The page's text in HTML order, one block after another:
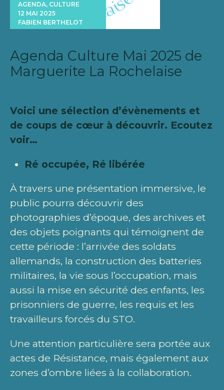
AGENDA, CULTURE
12 MAI 2025
FABIEN BERTHELOT
Agenda Culture Mai 2025 de
Marguerite La Rochelaise
Voici une sélection d’évènements et
de coups de cœur à découvrir. Ecoutez
voir…
Ré occupée, Ré libérée
À travers une présentation immersive, le
public pourra découvrir des
photographies d’époque, des archives et
des objets poignants qui témoignent de
cette période : l’arrivée des soldats
allemands, la construction des batteries
militaires, la vie sous l’occupation, mais
aussi la mise en sécurité des enfants, les
prisonniers de guerre, les requis et les
travailleurs forcés du STO.
Une attention particulière sera portée aux
actes de Résistance, mais également aux
zones d’ombre liées à la collaboration.